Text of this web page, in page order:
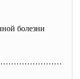
болезни